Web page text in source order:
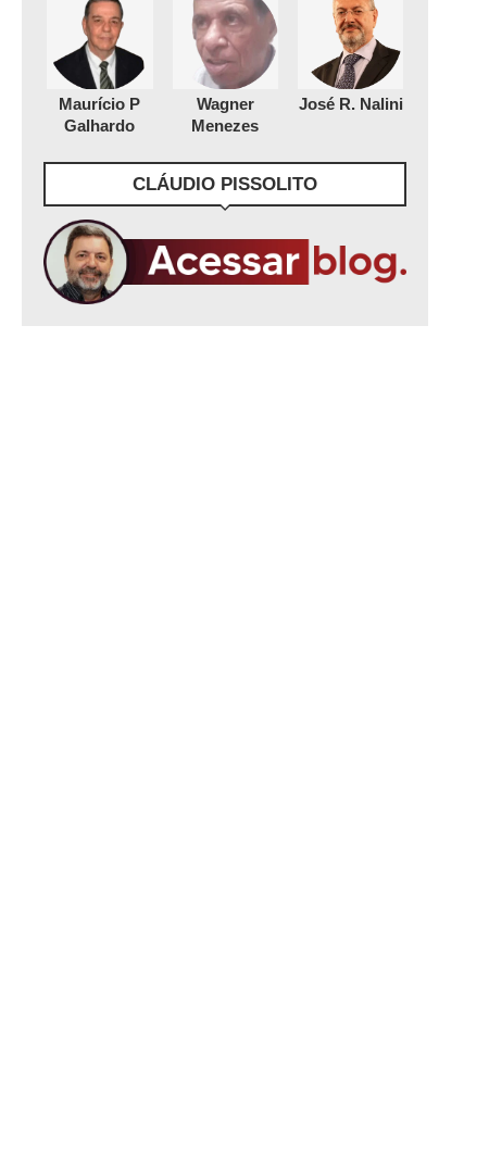
Maurício P
Galhardo
Wagner
Menezes
José R. Nalini
CLÁUDIO PISSOLITO